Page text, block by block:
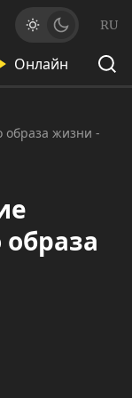
RU
Онлайн
образа жизни -
образа